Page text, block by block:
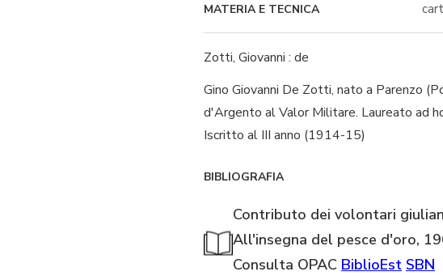
MATERIA E TECNICA
Zotti, Giovanni : de
Gino Giovanni De Zotti, nato a Parenzo
d'Argento al Valor Militare. Laureato ad
Iscritto al III anno (1914-15)
BIBLIOGRAFIA
Contributo dei volontari
All'insegna del pesce d'oro,
Consulta OPAC BiblioEst SBN